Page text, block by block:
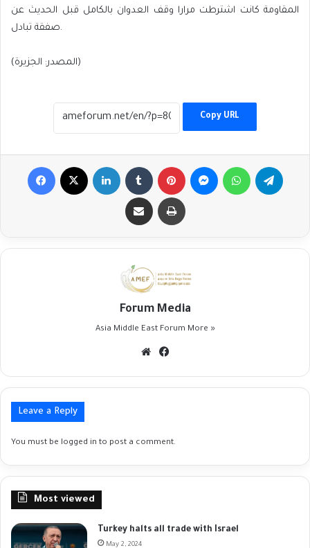
المقاومة كانت اشترطت مرارا وقف العدوان بالكامل قبل الحديث عن
صفقة تبادل.
(المصدر: الجزيرة)
Copy URL
Facebook LinkedIn Tumblr Pinterest MessengerWhatsApp
Share via Email Print
Forum Media
Asia Middle East Forum More »
Website
Leave a Reply
You must be logged in to post a comment.
Most viewed
Turkey halts all trade with Israel
May 2, 2024